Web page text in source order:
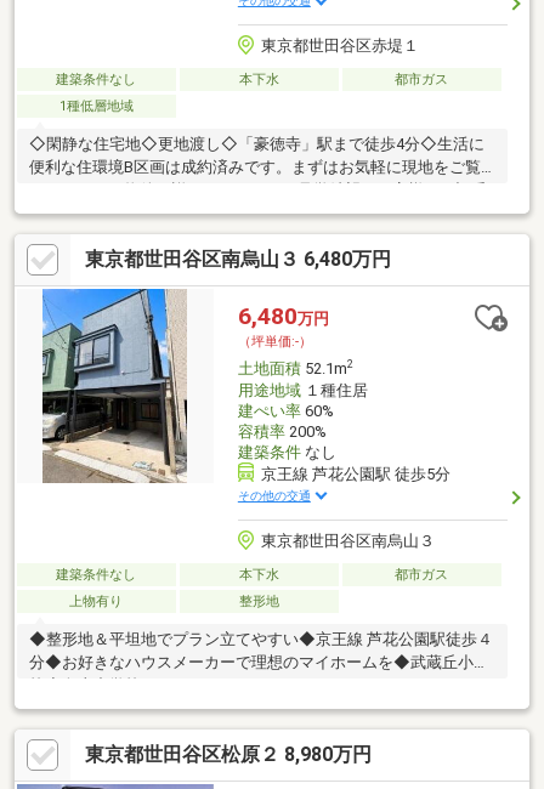
東京都世田谷区赤堤１
建築条件なし 本下水
都市ガス
1種低層地域
◇閑静な住宅地◇更地渡し◇「豪徳寺」駅まで徒歩4分◇生活に
便利な住環境B区画は成約済みです。まずはお気軽に現地をご覧
号までお気軽にご連絡下さい。お問い合わせ専用フリーダイヤ
ル 【0120-104-633】
東京都世田谷区南烏山３ 6,480万円
6,480万円
（坪単価:-）
土地面積52.1m2
用途地域１種住居
建ぺい率60%
容積率200%
建築条件なし
京王線 芦花公園駅 徒歩5分
その他の交通
東京都世田谷区南烏山３
建築条件なし 本下水
都市ガス
上物有り
整形地
◆整形地＆平坦地でプラン立てやすい◆京王線 芦花公園駅徒歩４
分◆お好きなハウスメーカーで理想のマイホームを◆武蔵丘小学
校◆烏山中学校□□ NOT OLD，BE CLASSIC． □□■ウォール
メイトは【かかりつけの不動産屋】として徹底的にまで顧客主義
を貫く事をお約束いたします■城西エリアに特化した情報網を駆
使し、最良の不動産をご提案■住宅ローンシュミレーション無料
相談会 毎日随時開催中■ウォールメイトオリジナルの住宅購
東京都世田谷区松原２ 8,980万円